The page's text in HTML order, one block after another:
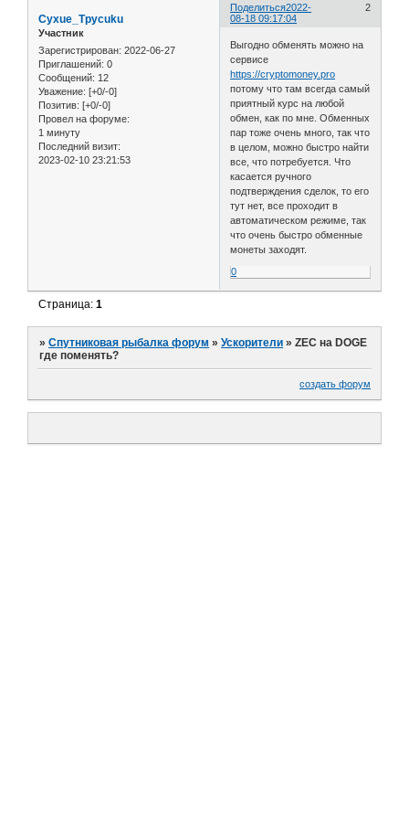
Поделиться 2
2022-
08-18 09:17:04
Cyxue_Tpycuku
Участник
Зарегистрирован: 2022-06-27
Приглашений: 0
Сообщений: 12
Уважение: [+0/-0]
Позитив: [+0/-0]
Провел на форуме:
1 минуту
Последний визит:
2023-02-10 23:21:53
Выгодно обменять можно на
сервисе
https://cryptomoney.pro
потому что там всегда самый
приятный курс на любой
обмен, как по мне. Обменных
пар тоже очень много, так что
в целом, можно быстро найти
все, что потребуется. Что
касается ручного
подтверждения сделок, то его
тут нет, все проходит в
автоматическом режиме, так
что очень быстро обменные
монеты заходят.
0
Страница:1
»Спутниковая рыбалка форум »Ускорители »ZEC на DOGE
где поменять?
создать форум